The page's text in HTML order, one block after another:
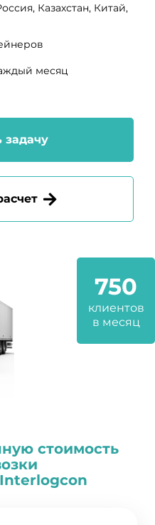
Казахстан, Китай,
месяц
задачу
750
клиентов
в месяц
стоимость
Interlogcon